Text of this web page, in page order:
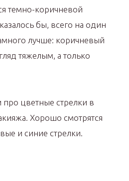
темно-коричневой
бы, всего на один
лучше: коричневый
тяжелым, а только
про цветные стрелки в
Хорошо смотрятся
и синие стрелки.